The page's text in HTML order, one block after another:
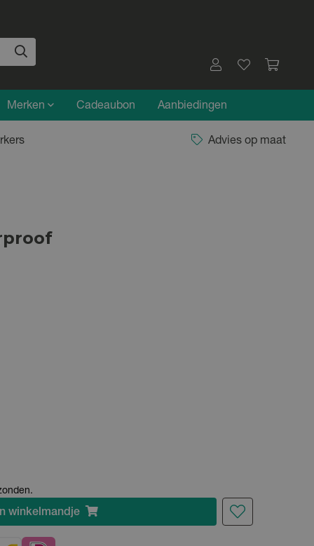
Merken Cadeaubon Aanbiedingen
Advies op maat
winkelmandje